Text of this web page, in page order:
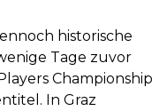
historische
Tage zuvor
Championship
In Graz